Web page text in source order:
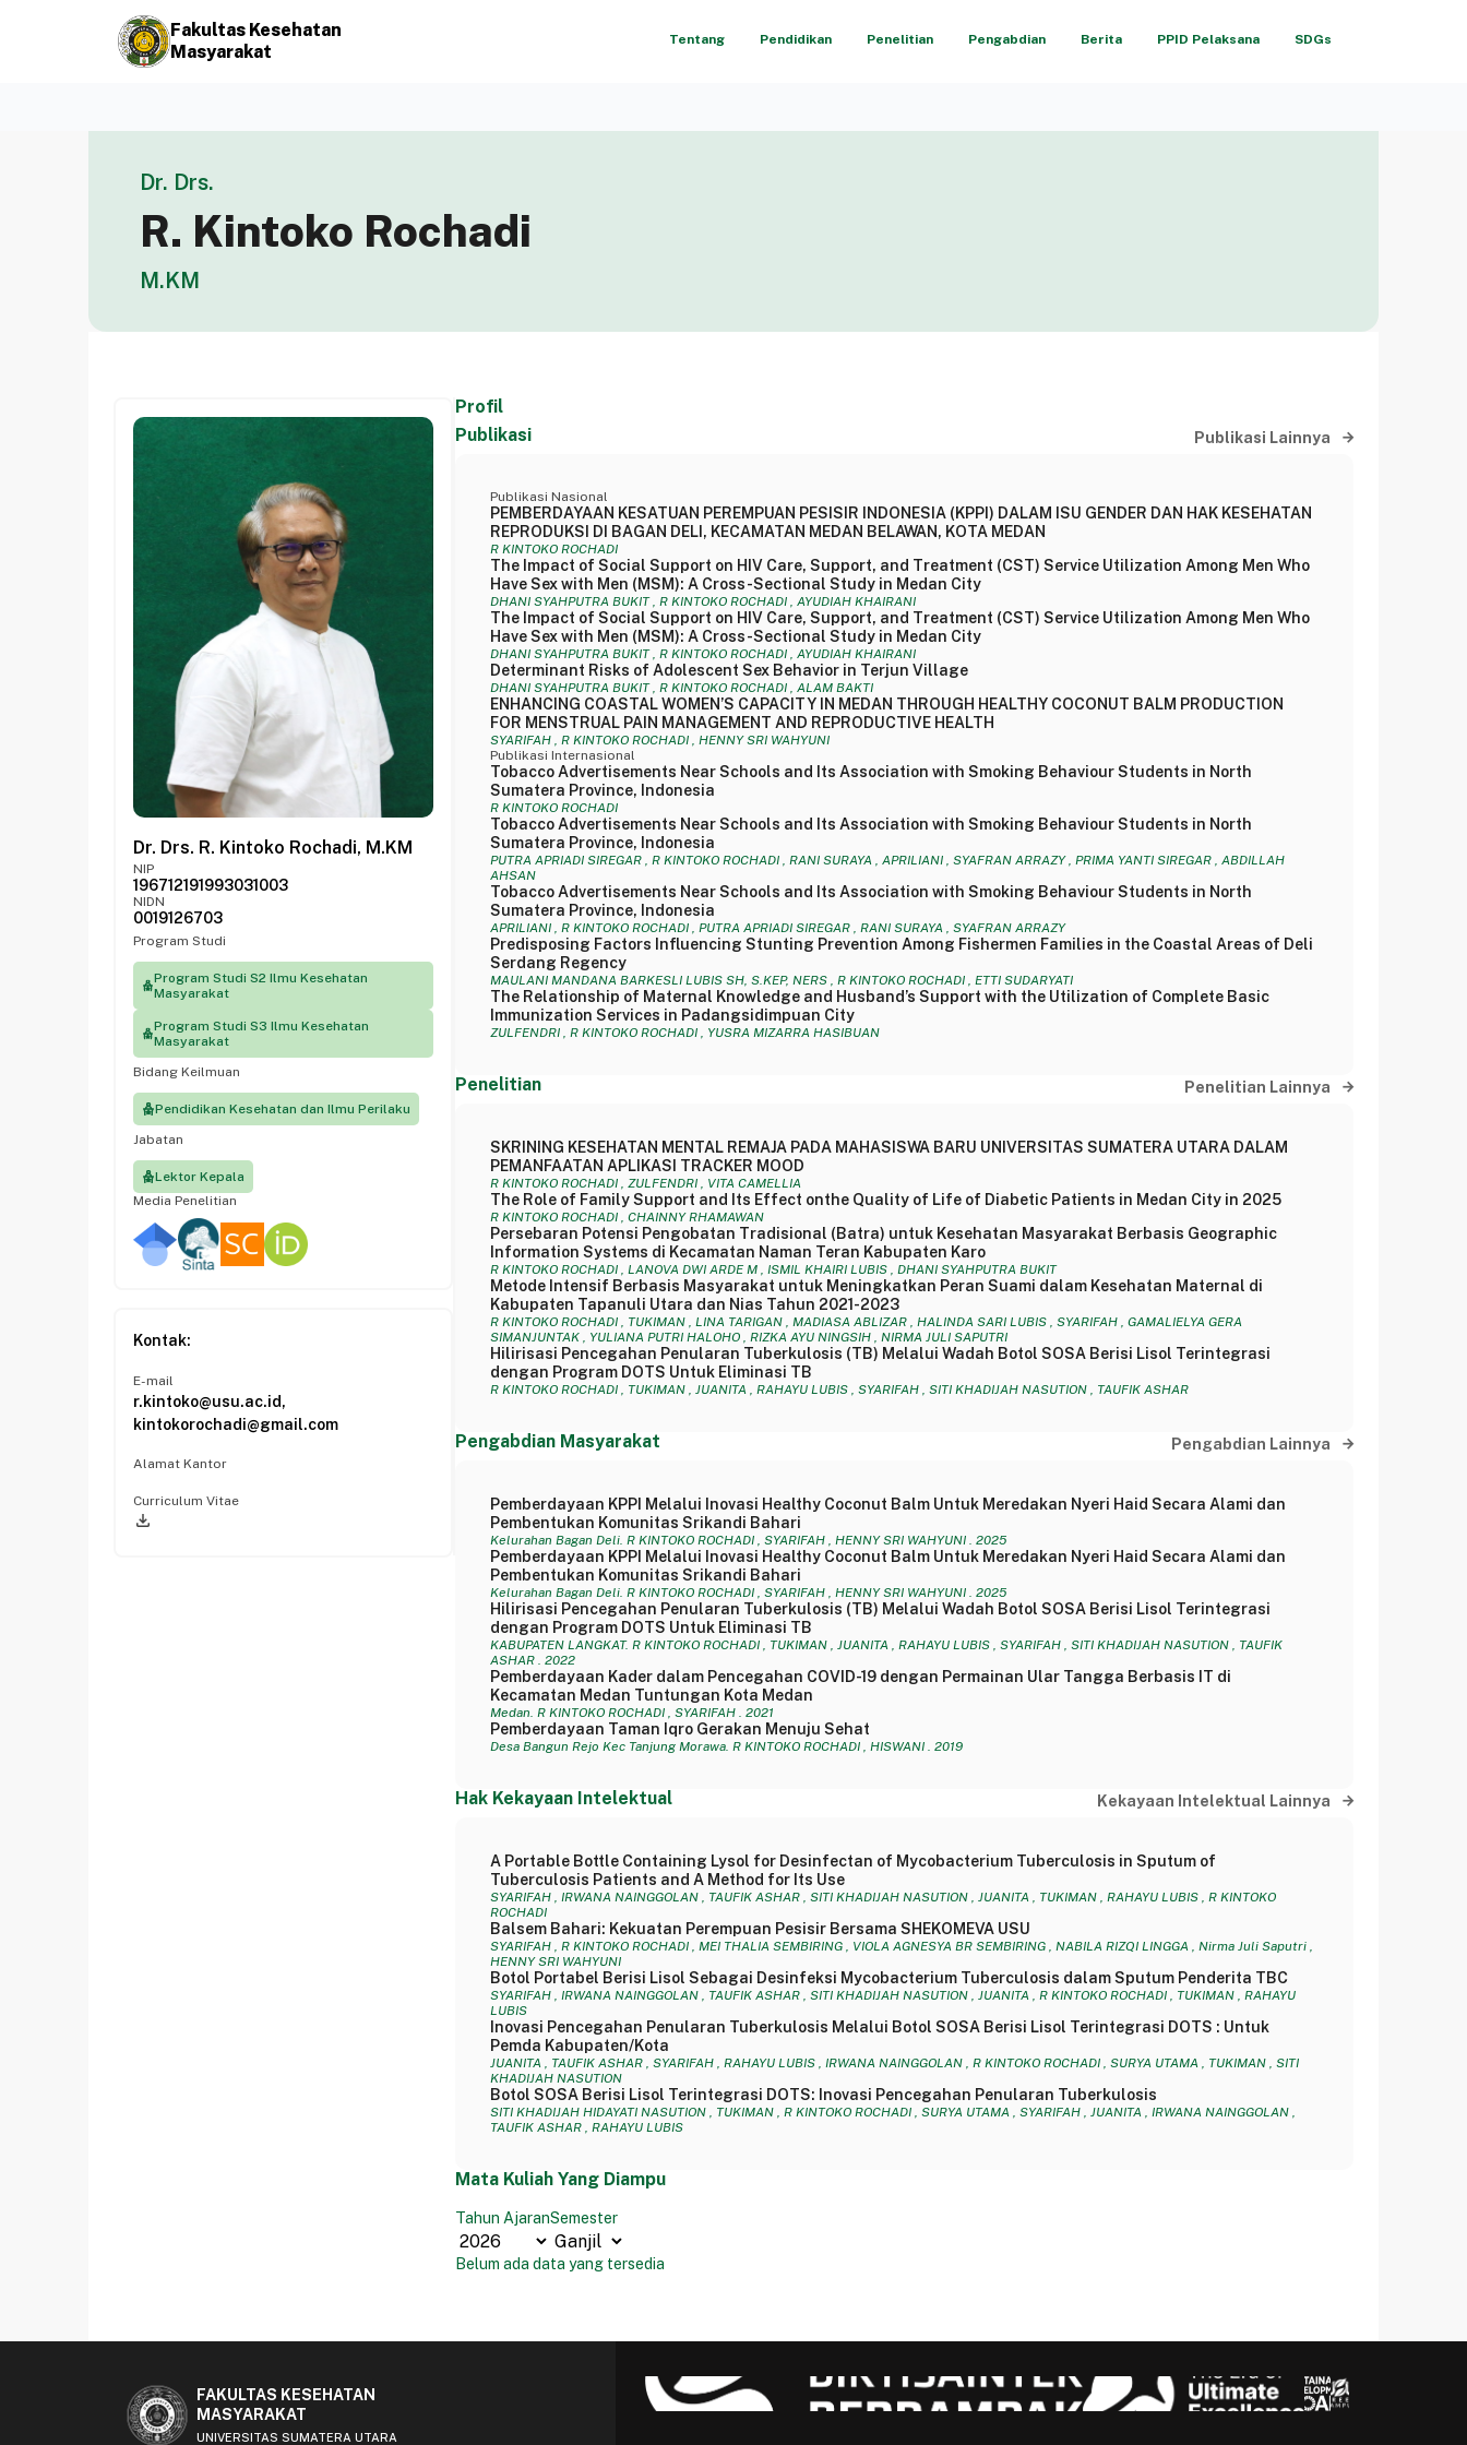
Fakultas Kesehatan
Masyarakat
Tentang Pendidikan Penelitian Pengabdian Berita PPID Pelaksana SDGs
Dr. Drs.
R. Kintoko Rochadi
M.KM
Dr. Drs. R. Kintoko Rochadi, M.KM
NIP
196712191993031003
NIDN
0019126703
Program Studi
Program Studi S2 Ilmu Kesehatan
Masyarakat
Program Studi S3 Ilmu Kesehatan
Masyarakat
Bidang Keilmuan
Pendidikan Kesehatan dan Ilmu Perilaku
Jabatan
Lektor Kepala
Media Penelitian
Kontak:
E-mail
r.kintoko@usu.ac.id,
kintokorochadi@gmail.com
Alamat Kantor
Curriculum Vitae
file_download
Profil
Publikasi
Publikasi Lainnya
Publikasi Nasional
PEMBERDAYAAN KESATUAN PEREMPUAN PESISIR INDONESIA (KPPI) DALAM ISU GENDER DAN HAK KESEHATAN
REPRODUKSI DI BAGAN DELI, KECAMATAN MEDAN BELAWAN, KOTA MEDAN
R KINTOKO ROCHADI
The Impact of Social Support on HIV Care, Support, and Treatment (CST) Service Utilization Among Men Who
Have Sex with Men (MSM): A Cross-Sectional Study in Medan City
DHANI SYAHPUTRA BUKIT , R KINTOKO ROCHADI , AYUDIAH KHAIRANI
The Impact of Social Support on HIV Care, Support, and Treatment (CST) Service Utilization Among Men Who
Have Sex with Men (MSM): A Cross-Sectional Study in Medan City
DHANI SYAHPUTRA BUKIT , R KINTOKO ROCHADI , AYUDIAH KHAIRANI
Determinant Risks of Adolescent Sex Behavior in Terjun Village
DHANI SYAHPUTRA BUKIT , R KINTOKO ROCHADI , ALAM BAKTI
ENHANCING COASTAL WOMEN’S CAPACITY IN MEDAN THROUGH HEALTHY COCONUT BALM PRODUCTION
FOR MENSTRUAL PAIN MANAGEMENT AND REPRODUCTIVE HEALTH
SYARIFAH , R KINTOKO ROCHADI , HENNY SRI WAHYUNI
Publikasi Internasional
Tobacco Advertisements Near Schools and Its Association with Smoking Behaviour Students in North
Sumatera Province, Indonesia
R KINTOKO ROCHADI
Tobacco Advertisements Near Schools and Its Association with Smoking Behaviour Students in North
Sumatera Province, Indonesia
PUTRA APRIADI SIREGAR , R KINTOKO ROCHADI , RANI SURAYA , APRILIANI , SYAFRAN ARRAZY , PRIMA YANTI SIREGAR , ABDILLAH
AHSAN
Tobacco Advertisements Near Schools and Its Association with Smoking Behaviour Students in North
Sumatera Province, Indonesia
APRILIANI , R KINTOKO ROCHADI , PUTRA APRIADI SIREGAR , RANI SURAYA , SYAFRAN ARRAZY
Predisposing Factors Influencing Stunting Prevention Among Fishermen Families in the Coastal Areas of Deli
Serdang Regency
MAULANI MANDANA BARKESLI LUBIS SH, S.KEP, NERS , R KINTOKO ROCHADI , ETTI SUDARYATI
The Relationship of Maternal Knowledge and Husband’s Support with the Utilization of Complete Basic
Immunization Services in Padangsidimpuan City
ZULFENDRI , R KINTOKO ROCHADI , YUSRA MIZARRA HASIBUAN
Penelitian Penelitian Lainnya
SKRINING KESEHATAN MENTAL REMAJA PADA MAHASISWA BARU UNIVERSITAS SUMATERA UTARA DALAM
PEMANFAATAN APLIKASI TRACKER MOOD
R KINTOKO ROCHADI , ZULFENDRI , VITA CAMELLIA
The Role of Family Support and Its Effect onthe Quality of Life of Diabetic Patients in Medan City in 2025
R KINTOKO ROCHADI , CHAINNY RHAMAWAN
Persebaran Potensi Pengobatan Tradisional (Batra) untuk Kesehatan Masyarakat Berbasis Geographic
Information Systems di Kecamatan Naman Teran Kabupaten Karo
R KINTOKO ROCHADI , LANOVA DWI ARDE M , ISMIL KHAIRI LUBIS , DHANI SYAHPUTRA BUKIT
Metode Intensif Berbasis Masyarakat untuk Meningkatkan Peran Suami dalam Kesehatan Maternal di
Kabupaten Tapanuli Utara dan Nias Tahun 2021-2023
R KINTOKO ROCHADI , TUKIMAN , LINA TARIGAN , MADIASA ABLIZAR , HALINDA SARI LUBIS , SYARIFAH , GAMALIELYA GERA
SIMANJUNTAK , YULIANA PUTRI HALOHO , RIZKA AYU NINGSIH , NIRMA JULI SAPUTRI
Hilirisasi Pencegahan Penularan Tuberkulosis (TB) Melalui Wadah Botol SOSA Berisi Lisol Terintegrasi
dengan Program DOTS Untuk Eliminasi TB
R KINTOKO ROCHADI , TUKIMAN , JUANITA , RAHAYU LUBIS , SYARIFAH , SITI KHADIJAH NASUTION , TAUFIK ASHAR
Pengabdian Masyarakat Pengabdian Lainnya
Pemberdayaan KPPI Melalui Inovasi Healthy Coconut Balm Untuk Meredakan Nyeri Haid Secara Alami dan
Pembentukan Komunitas Srikandi Bahari
Kelurahan Bagan Deli. R KINTOKO ROCHADI , SYARIFAH , HENNY SRI WAHYUNI . 2025
Pemberdayaan KPPI Melalui Inovasi Healthy Coconut Balm Untuk Meredakan Nyeri Haid Secara Alami dan
Pembentukan Komunitas Srikandi Bahari
Kelurahan Bagan Deli. R KINTOKO ROCHADI , SYARIFAH , HENNY SRI WAHYUNI . 2025
Hilirisasi Pencegahan Penularan Tuberkulosis (TB) Melalui Wadah Botol SOSA Berisi Lisol Terintegrasi
dengan Program DOTS Untuk Eliminasi TB
KABUPATEN LANGKAT. R KINTOKO ROCHADI , TUKIMAN , JUANITA , RAHAYU LUBIS , SYARIFAH , SITI KHADIJAH NASUTION , TAUFIK
ASHAR . 2022
Pemberdayaan Kader dalam Pencegahan COVID-19 dengan Permainan Ular Tangga Berbasis IT di
Kecamatan Medan Tuntungan Kota Medan
Medan. R KINTOKO ROCHADI , SYARIFAH . 2021
Pemberdayaan Taman Iqro Gerakan Menuju Sehat
Desa Bangun Rejo Kec Tanjung Morawa. R KINTOKO ROCHADI , HISWANI . 2019
Hak Kekayaan Intelektual Kekayaan Intelektual Lainnya
A Portable Bottle Containing Lysol for Desinfectan of Mycobacterium Tuberculosis in Sputum of
Tuberculosis Patients and A Method for Its Use
SYARIFAH , IRWANA NAINGGOLAN , TAUFIK ASHAR , SITI KHADIJAH NASUTION , JUANITA , TUKIMAN , RAHAYU LUBIS , R KINTOKO
ROCHADI
Balsem Bahari: Kekuatan Perempuan Pesisir Bersama SHEKOMEVA USU
SYARIFAH , R KINTOKO ROCHADI , MEI THALIA SEMBIRING , VIOLA AGNESYA BR SEMBIRING , NABILA RIZQI LINGGA , Nirma Juli Saputri ,
HENNY SRI WAHYUNI
Botol Portabel Berisi Lisol Sebagai Desinfeksi Mycobacterium Tuberculosis dalam Sputum Penderita TBC
SYARIFAH , IRWANA NAINGGOLAN , TAUFIK ASHAR , SITI KHADIJAH NASUTION , JUANITA , R KINTOKO ROCHADI , TUKIMAN , RAHAYU
LUBIS
Inovasi Pencegahan Penularan Tuberkulosis Melalui Botol SOSA Berisi Lisol Terintegrasi DOTS : Untuk
Pemda Kabupaten/Kota
JUANITA , TAUFIK ASHAR , SYARIFAH , RAHAYU LUBIS , IRWANA NAINGGOLAN , R KINTOKO ROCHADI , SURYA UTAMA , TUKIMAN , SITI
KHADIJAH NASUTION
Botol SOSA Berisi Lisol Terintegrasi DOTS: Inovasi Pencegahan Penularan Tuberkulosis
SITI KHADIJAH HIDAYATI NASUTION , TUKIMAN , R KINTOKO ROCHADI , SURYA UTAMA , SYARIFAH , JUANITA , IRWANA NAINGGOLAN ,
TAUFIK ASHAR , RAHAYU LUBIS
Mata Kuliah Yang Diampu
Tahun AjaranSemester
Belum ada data yang tersedia
FAKULTAS KESEHATAN
MASYARAKAT
UNIVERSITAS SUMATERA UTARA